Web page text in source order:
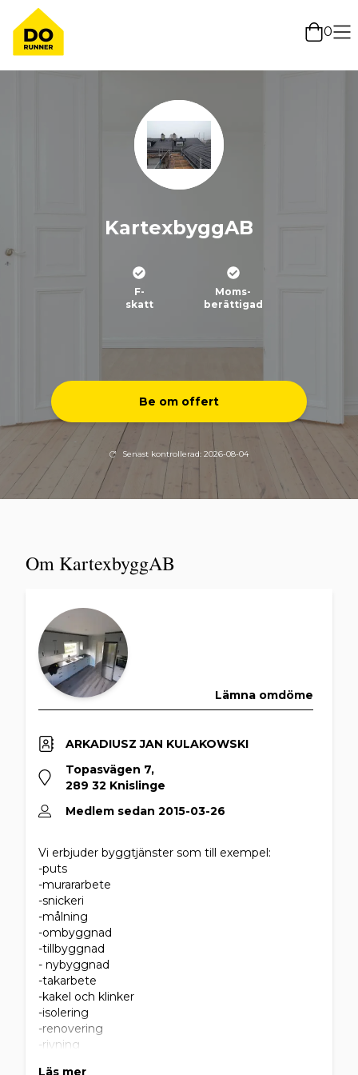
0
KartexbyggAB
F-
skatt
Moms-
berättigad
Be om offert
Senast kontrollerad: 2026-08-04
Om KartexbyggAB
Lämna omdöme
ARKADIUSZ JAN KULAKOWSKI
Topasvägen 7,
289 32 Knislinge
Medlem sedan 2015-03-26
Vi erbjuder byggtjänster som till exempel:
-puts
-murararbete
-snickeri
-målning
-ombyggnad
-tillbyggnad
- nybyggnad
-takarbete
-kakel och klinker
-isolering
-renovering
-rivning
Läs mer